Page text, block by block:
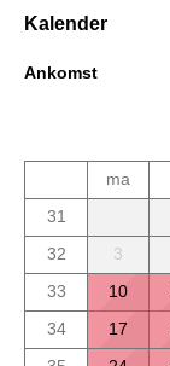
Kalender
Ankomst
ma
31
32
3
33
10
34
17